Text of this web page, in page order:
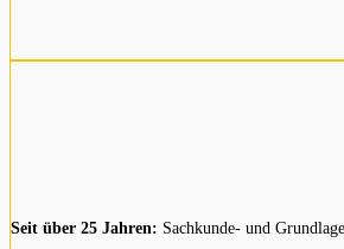
Seit über 25 Jahren: Sachkunde- und